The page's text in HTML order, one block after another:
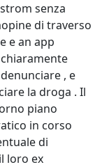
senza
di traverso
e an app
, e
la droga . Il
piano
in corso
di
loro ex